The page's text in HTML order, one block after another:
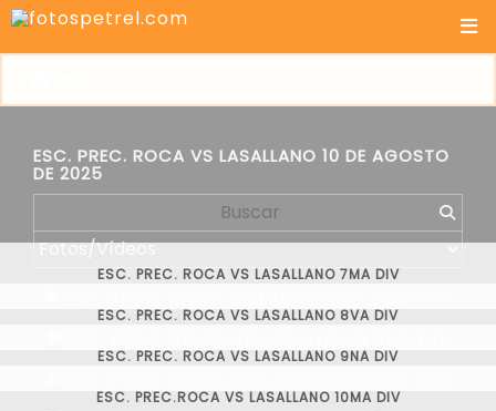
ESC. PREC. ROCA VS LASALLANO 10 DE AGOSTO
DE 2025
ESC. PREC. ROCA VS LASALLANO 7MA DIV
ESC. PREC. ROCA VS LASALLANO 8VA DIV
ESC. PREC. ROCA VS LASALLANO 9NA DIV
ESC. PREC.ROCA VS LASALLANO 10MA DIV